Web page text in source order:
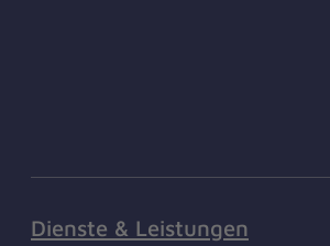
Dienste & Leistungen